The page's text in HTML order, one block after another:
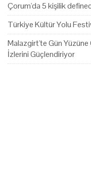
Çorum'da 5 kişilik
Türkiye Kültür Yolu
Malazgirt'te Gün Yüzüne
İzlerini Güçlendiriyor